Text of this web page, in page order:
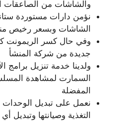
والشاشات من الصاعقات
نؤمن دارات مستوردة
الشاشات وبسعر رخيص
وفي حال كسر الريمونت
جديدة من شركة المنشأ
ولدينا خدمة تنزيل برامج
السمارت لمشاهدة
المفضلة
نعمل على تبديل الوحدات
التغذية وصيانتها وتبديل